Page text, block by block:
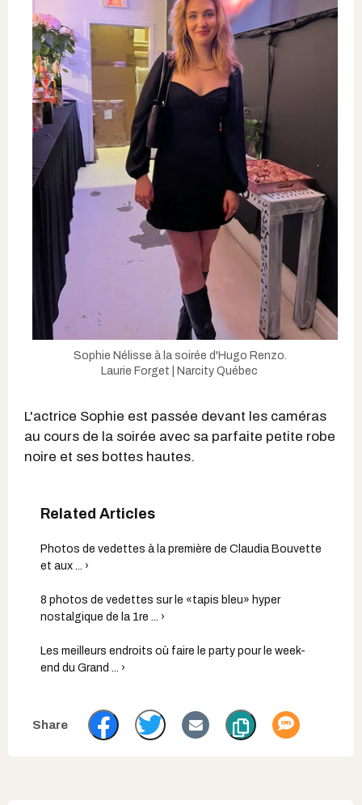
Sophie Nélisse à la soirée d'Hugo Renzo.
Laurie Forget | Narcity Québec
L'actrice Sophie est passée devant les caméras
au cours de la soirée avec sa parfaite petite robe
noire et ses bottes hautes.
Photos de vedettes à la première de Claudia Bouvette
et aux ... ›
8 photos de vedettes sur le «tapis bleu» hyper
nostalgique de la 1re ... ›
Les meilleurs endroits où faire le party pour le week-
end du Grand ... ›